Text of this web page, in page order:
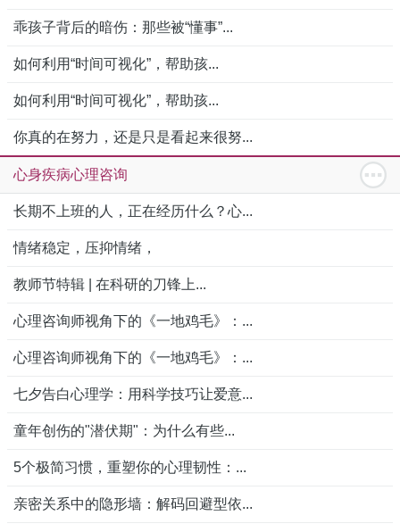
乖孩子背后的暗伤：那些被“懂事”...
如何利用“时间可视化”，帮助孩...
如何利用“时间可视化”，帮助孩...
你真的在努力，还是只是看起来很努...
心身疾病心理咨询
长期不上班的人，正在经历什么？心...
情绪稳定，压抑情绪，
教师节特辑 | 在科研的刀锋上...
心理咨询师视角下的《一地鸡毛》：...
心理咨询师视角下的《一地鸡毛》：...
七夕告白心理学：用科学技巧让爱意...
童年创伤的"潜伏期"：为什么有些...
5个极简习惯，重塑你的心理韧性：...
亲密关系中的隐形墙：解码回避型依...